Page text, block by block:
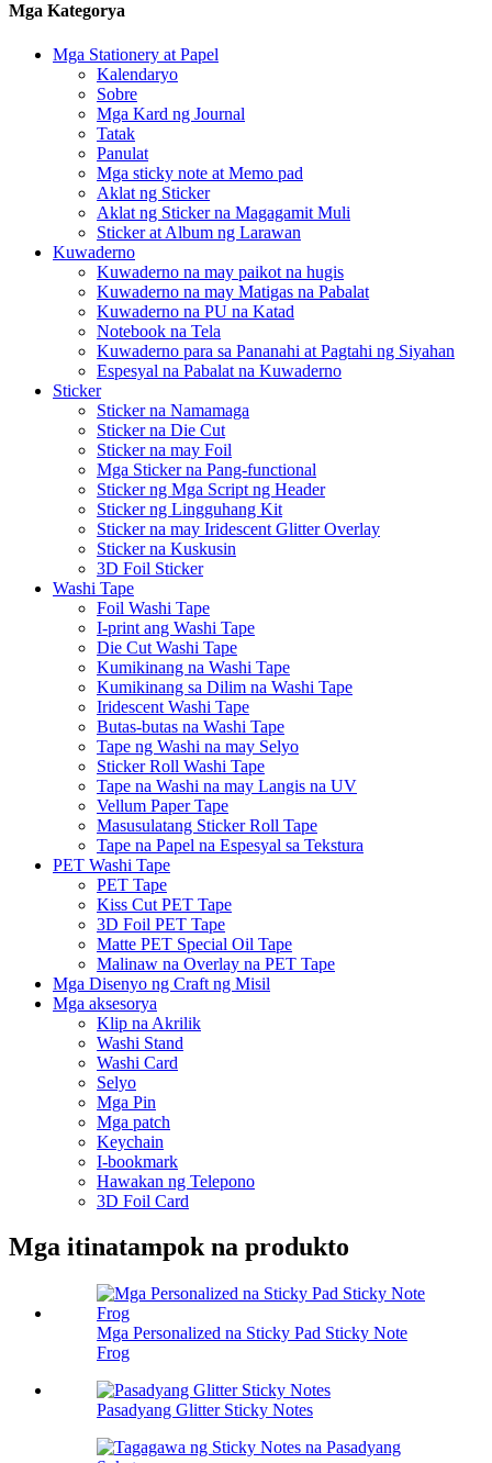
Mga Kategorya
Mga Stationery at Papel
Kalendaryo
Sobre
Mga Kard ng Journal
Tatak
Panulat
Mga sticky note at Memo pad
Aklat ng Sticker
Aklat ng Sticker na Magagamit Muli
Sticker at Album ng Larawan
Kuwaderno
Kuwaderno na may paikot na hugis
Kuwaderno na may Matigas na Pabalat
Kuwaderno na PU na Katad
Notebook na Tela
Kuwaderno para sa Pananahi at Pagtahi ng Siyahan
Espesyal na Pabalat na Kuwaderno
Sticker
Sticker na Namamaga
Sticker na Die Cut
Sticker na may Foil
Mga Sticker na Pang-functional
Sticker ng Mga Script ng Header
Sticker ng Lingguhang Kit
Sticker na may Iridescent Glitter Overlay
Sticker na Kuskusin
3D Foil Sticker
Washi Tape
Foil Washi Tape
I-print ang Washi Tape
Die Cut Washi Tape
Kumikinang na Washi Tape
Kumikinang sa Dilim na Washi Tape
Iridescent Washi Tape
Butas-butas na Washi Tape
Tape ng Washi na may Selyo
Sticker Roll Washi Tape
Tape na Washi na may Langis na UV
Vellum Paper Tape
Masusulatang Sticker Roll Tape
Tape na Papel na Espesyal sa Tekstura
PET Washi Tape
PET Tape
Kiss Cut PET Tape
3D Foil PET Tape
Matte PET Special Oil Tape
Malinaw na Overlay na PET Tape
Mga Disenyo ng Craft ng Misil
Mga aksesorya
Klip na Akrilik
Washi Stand
Washi Card
Selyo
Mga Pin
Mga patch
Keychain
I-bookmark
Hawakan ng Telepono
3D Foil Card
Mga itinatampok na produkto
Mga Personalized na Sticky Pad Sticky Note
Frog
Pasadyang Glitter Sticky Notes